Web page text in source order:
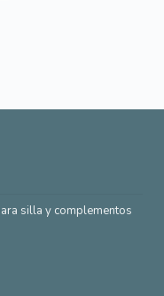
silla y complementos